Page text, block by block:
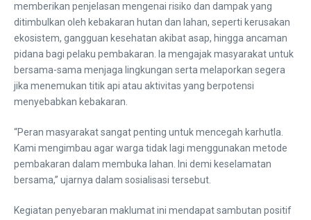
memberikan penjelasan mengenai risiko dan dampak yang
ditimbulkan oleh kebakaran hutan dan lahan, seperti kerusakan
ekosistem, gangguan kesehatan akibat asap, hingga ancaman
pidana bagi pelaku pembakaran. Ia mengajak masyarakat untuk
bersama-sama menjaga lingkungan serta melaporkan segera
jika menemukan titik api atau aktivitas yang berpotensi
menyebabkan kebakaran.
“Peran masyarakat sangat penting untuk mencegah karhutla.
Kami mengimbau agar warga tidak lagi menggunakan metode
pembakaran dalam membuka lahan. Ini demi keselamatan
bersama,” ujarnya dalam sosialisasi tersebut.
Kegiatan penyebaran maklumat ini mendapat sambutan positif